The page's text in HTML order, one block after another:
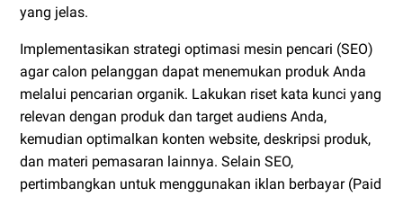
yang jelas.
Implementasikan strategi optimasi mesin pencari (SEO)
agar calon pelanggan dapat menemukan produk Anda
melalui pencarian organik. Lakukan riset kata kunci yang
relevan dengan produk dan target audiens Anda,
kemudian optimalkan konten website, deskripsi produk,
dan materi pemasaran lainnya. Selain SEO,
pertimbangkan untuk menggunakan iklan berbayar (Paid